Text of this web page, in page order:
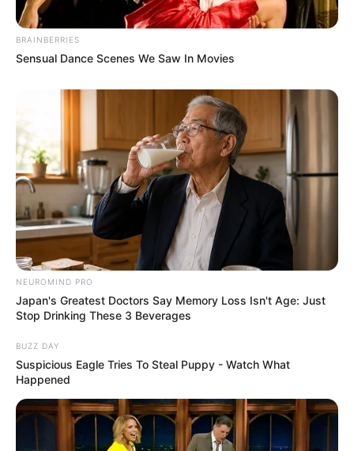
BRAINBERRIES
Sensual Dance Scenes We Saw In Movies
NEUROMIND PRO
Japan's Greatest Doctors Say Memory Loss Isn't Age: Just
Stop Drinking These 3 Beverages
BUZZ DAY
Suspicious Eagle Tries To Steal Puppy - Watch What
Happened